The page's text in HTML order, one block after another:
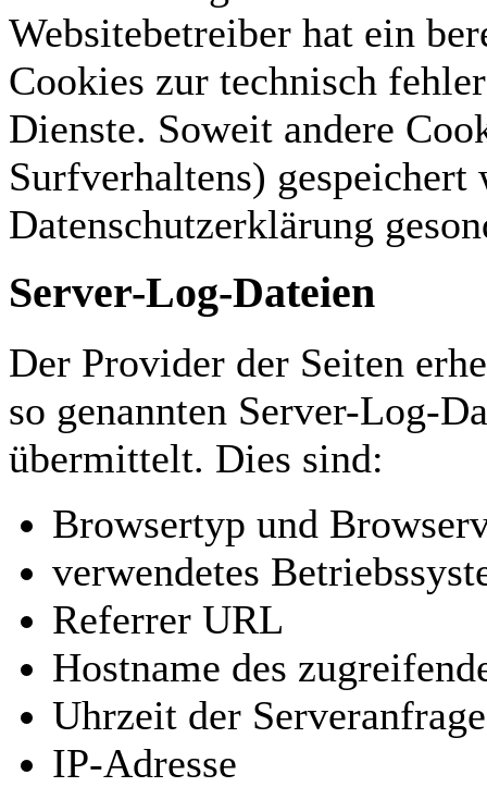
Websitebetreiber hat ein
Cookies zur technisch
Dienste. Soweit andere
Surfverhaltens) gespeichert
Datenschutzerklärung
Server-Log-Dateien
Der Provider der Seiten
so genannten Server-Log-
übermittelt. Dies sind:
Browsertyp und
verwendetes
Referrer URL
Hostname des
Uhrzeit der Serveranfrage
IP-Adresse